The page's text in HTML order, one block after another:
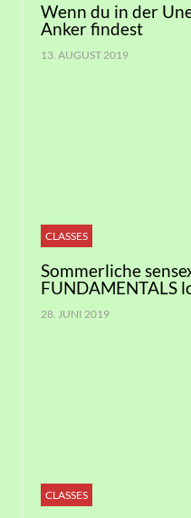
Wenn du in der
Anker findest
13. AUGUST 2019
CLASSES
Sommerliche
FUNDAMENTALS
28. JUNI 2019
CLASSES